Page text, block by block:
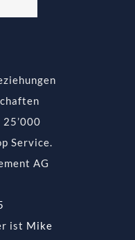
Service.
AG
ist Mike